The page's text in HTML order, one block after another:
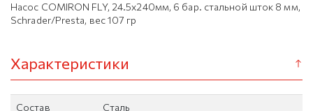
Насос COMIRON FLY, 24.5x240мм, 6 бар. стальной шток 8 мм,
Schrader/Presta, вес 107 гр
Характеристики
Состав Сталь